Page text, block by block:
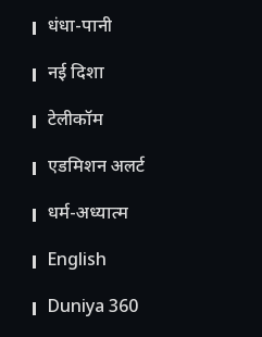
धंधा-पानी
नई दिशा
टेलीकॉम
ए​डमिशन अलर्ट
धर्म-अध्यात्म
English
Duniya 360